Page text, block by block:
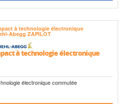
à technologie électronique
électronique commutée